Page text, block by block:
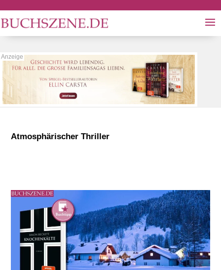
Atmosphärischer Thriller